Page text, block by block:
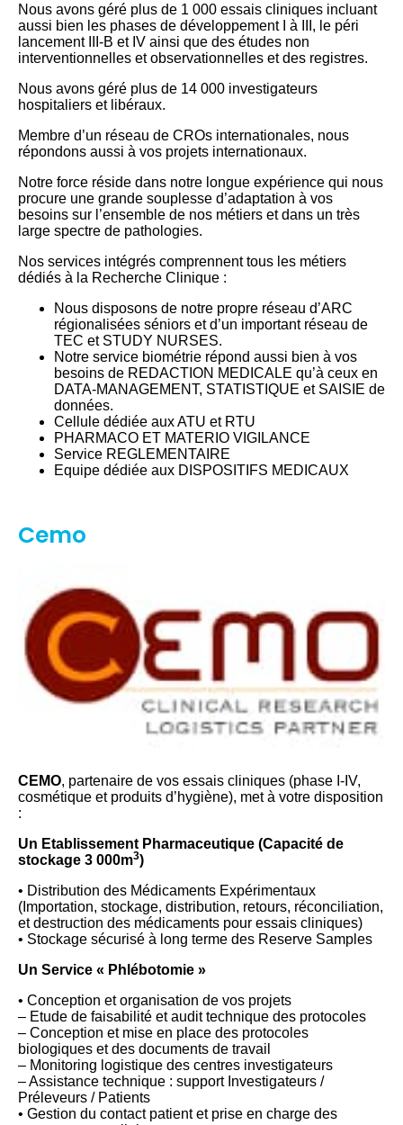
Nous avons géré plus de 1 000 essais cliniques incluant
aussi bien les phases de développement I à III, le péri
lancement III-B et IV ainsi que des études non
interventionnelles et observationnelles et des registres.
Nous avons géré plus de 14 000 investigateurs
hospitaliers et libéraux.
Membre d’un réseau de CROs internationales, nous
répondons aussi à vos projets internationaux.
Notre force réside dans notre longue expérience qui nous
procure une grande souplesse d’adaptation à vos
besoins sur l’ensemble de nos métiers et dans un très
large spectre de pathologies.
Nos services intégrés comprennent tous les métiers
dédiés à la Recherche Clinique :
Nous disposons de notre propre réseau d’ARC
régionalisées séniors et d’un important réseau de
TEC et STUDY NURSES.
Notre service biométrie répond aussi bien à vos
besoins de REDACTION MEDICALE qu’à ceux en
DATA-MANAGEMENT, STATISTIQUE et SAISIE de
données.
Cellule dédiée aux ATU et RTU
PHARMACO ET MATERIO VIGILANCE
Service REGLEMENTAIRE
Equipe dédiée aux DISPOSITIFS MEDICAUX
Cemo
CEMO, partenaire de vos essais cliniques (phase I-IV,
cosmétique et produits d’hygiène), met à votre disposition
:
Un Etablissement Pharmaceutique (Capacité de
stockage 3 000m3)
• Distribution des Médicaments Expérimentaux
(Importation, stockage, distribution, retours, réconciliation,
et destruction des médicaments pour essais cliniques)
• Stockage sécurisé à long terme des Reserve Samples
Un Service « Phlébotomie »
• Conception et organisation de vos projets
– Etude de faisabilité et audit technique des protocoles
– Conception et mise en place des protocoles
biologiques et des documents de travail
– Monitoring logistique des centres investigateurs
– Assistance technique : support Investigateurs /
Préleveurs / Patients
• Gestion du contact patient et prise en charge des